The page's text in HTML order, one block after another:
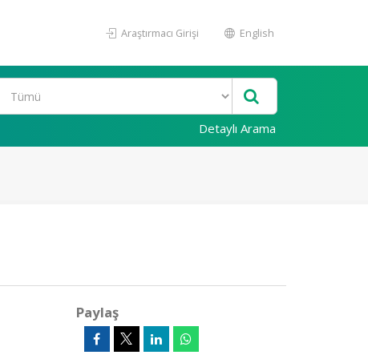
Araştırmacı Girişi English
Detaylı Arama
Paylaş